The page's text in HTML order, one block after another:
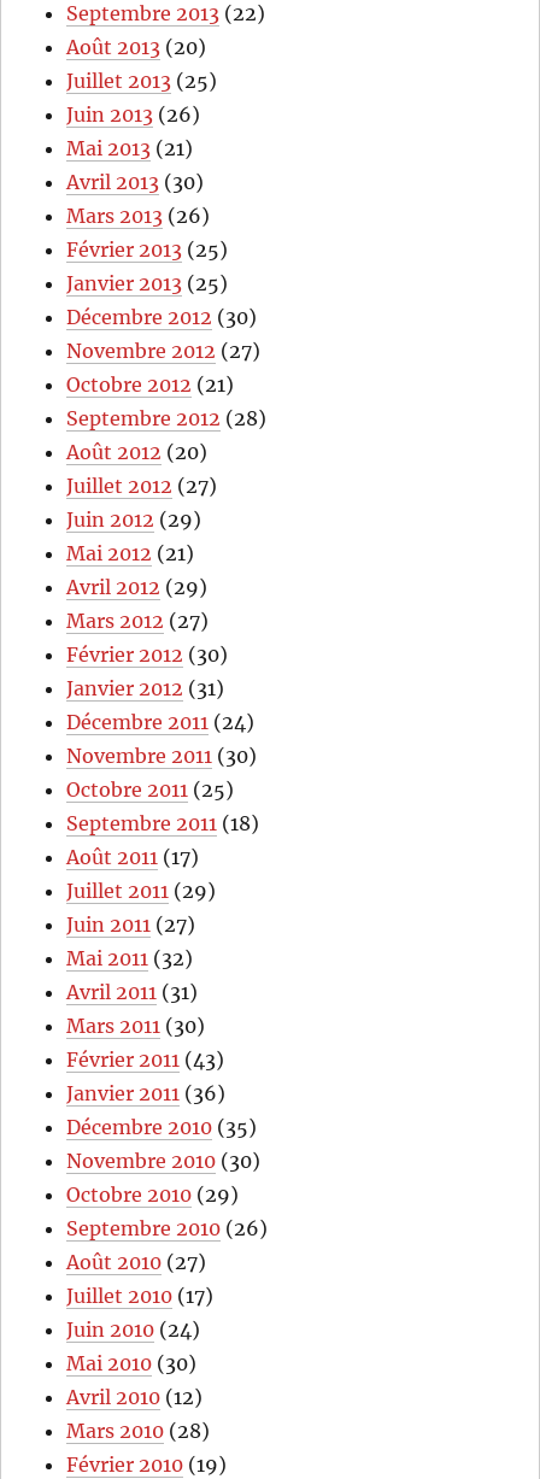
Septembre 2013 (22)
Août 2013 (20)
Juillet 2013 (25)
Juin 2013 (26)
Mai 2013 (21)
Avril 2013 (30)
Mars 2013 (26)
Février 2013 (25)
Janvier 2013 (25)
Décembre 2012 (30)
Novembre 2012 (27)
Octobre 2012 (21)
Septembre 2012 (28)
Août 2012 (20)
Juillet 2012 (27)
Juin 2012 (29)
Mai 2012 (21)
Avril 2012 (29)
Mars 2012 (27)
Février 2012 (30)
Janvier 2012 (31)
Décembre 2011 (24)
Novembre 2011 (30)
Octobre 2011 (25)
Septembre 2011 (18)
Août 2011 (17)
Juillet 2011 (29)
Juin 2011 (27)
Mai 2011 (32)
Avril 2011 (31)
Mars 2011 (30)
Février 2011 (43)
Janvier 2011 (36)
Décembre 2010 (35)
Novembre 2010 (30)
Octobre 2010 (29)
Septembre 2010 (26)
Août 2010 (27)
Juillet 2010 (17)
Juin 2010 (24)
Mai 2010 (30)
Avril 2010 (12)
Mars 2010 (28)
Février 2010 (19)